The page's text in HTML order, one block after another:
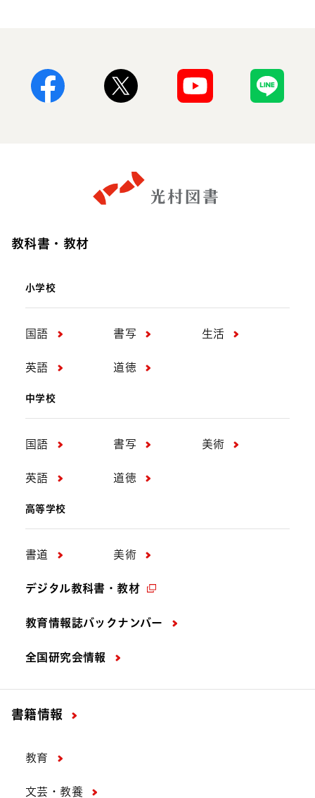
教科書・教材
小学校
国語 書写 生活
英語 道徳
中学校
国語 書写 美術
英語 道徳
高等学校
書道 美術
デジタル教科書・教材
教育情報誌バックナンバー
全国研究会情報
書籍情報
教育
文芸・教養